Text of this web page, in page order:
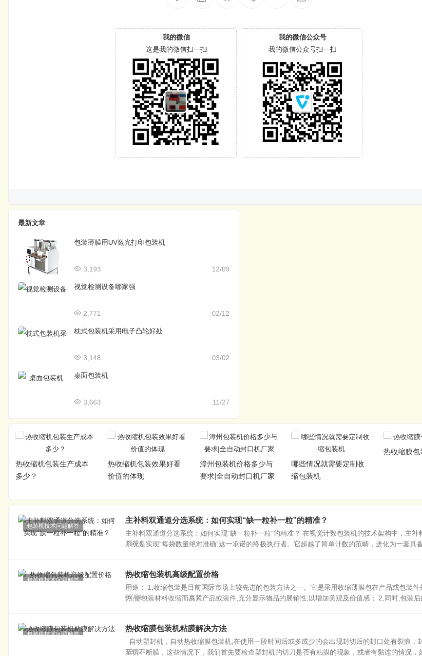
我的微信
这是我的微信扫一扫
我的微信公众号
我的微信公众号扫一扫
最新文章
包装薄膜用UV激光打印包装机
12/09
3,193
视觉检测设备哪家强
02/12
2,771
枕式包装机采用电子凸轮好处
03/02
3,148
桌面包装机
11/27
3,663
热收缩机包装效果好看
价值的体现
漳州包装机价格多少与
要求|全自动封口机厂家
哪些情况就需要定制收
缩包装机
热收缩膜包装应用广泛
包装机技术问题解答
主补料双通道分选系统：如何实现“缺一粒补一粒”的精准？
主补料双通道分选系统：如何实现“缺一粒补一粒”的精准？ 在视觉计数包装机的技术架构中，主补
系统是实现“每袋数量绝对准确”这一承诺的终极执行者。它超越了简单计数的范畴，进化为一套具
11/24
包装机技术问题解答
热收缩包装机高级配置价格
用途： 1,收缩包装是目前国际市场上较先进的包装方法之一。它是采用收缩薄膜包在产品或包装件
热,使包装材料收缩而裹紧产品或装件,充分显示物品的展销性,以增加美观及价值感； 2,同时,包装后
07/31
包装机技术问题解答
热收缩膜包装机粘膜解决方法
自动塑封机，自动热收缩膜包装机,在使用一段时间后或多或少的会出现封切后的封口处有裂痕，
至切不断膜，这些情况下，我们首先要检查塑封机的切刀是否有粘膜的现象，或者有黏连的情况，
12/02